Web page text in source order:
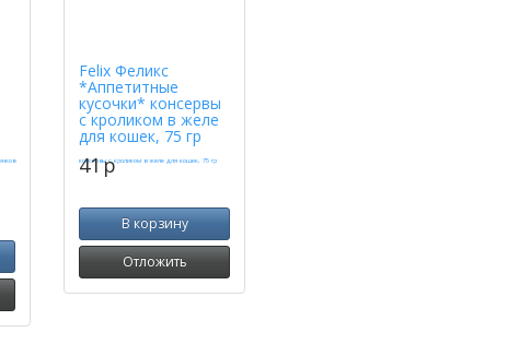
Felix Феликс
*Аппетитные
кусочки* консервы
с кроликом в желе
для кошек, 75 гр
41p
В корзину
Отложить